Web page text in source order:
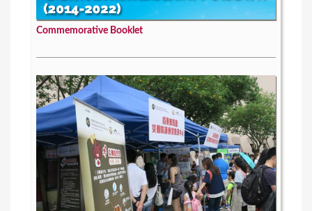
Commemorative Booklet